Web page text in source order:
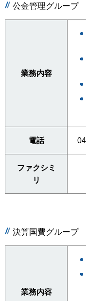
公金管理グループ
業務内容
電話
ファクシミ
リ
決算国費グループ
業務内容